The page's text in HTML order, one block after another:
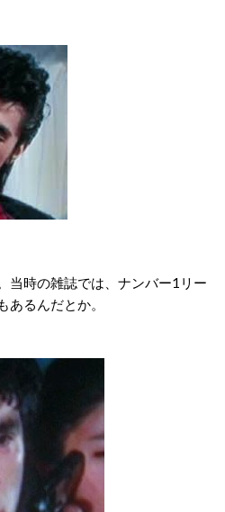
当時の雑誌では、ナンバー1リー
あるんだとか。